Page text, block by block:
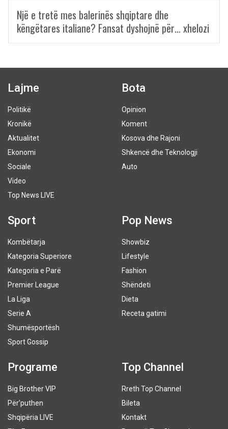
Një e tretë mes balerinës shqiptare dhe
këngëtares italiane? Fansat dyshojnë për… xhelozi
Lajme
Politikë
Kronikë
Aktualitet
Ekonomi
Sociale
Video
Top News LIVE
Bota
Opinion
Koment
Kosova dhe Rajoni
Shkencë dhe Teknologji
Auto
Sport
Kombëtarja
Kategoria Superiore
Kategoria e Parë
Premier League
La Liga
Serie A
Shumësportësh
Sport Gossip
Pop News
Showbiz
Lifestyle
Fashion
Shëndeti
Dieta
Receta gatimi
Programe
Big Brother VIP
Për’puthen
Shqipëria LIVE
Top Channel
Rreth Top Channel
Bileta
Kontakt